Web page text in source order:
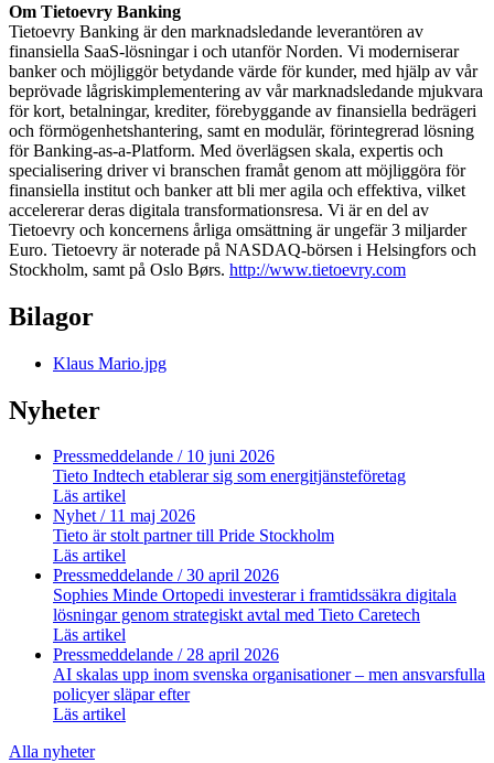
Om Tietoevry Banking
Tietoevry Banking är den marknadsledande leverantören av
finansiella SaaS-lösningar i och utanför Norden. Vi moderniserar
banker och möjliggör betydande värde för kunder, med hjälp av vår
beprövade lågriskimplementering av vår marknadsledande mjukvara
för kort, betalningar, krediter, förebyggande av finansiella bedrägeri
och förmögenhetshantering, samt en modulär, förintegrerad lösning
för Banking-as-a-Platform. Med överlägsen skala, expertis och
specialisering driver vi branschen framåt genom att möjliggöra för
finansiella institut och banker att bli mer agila och effektiva, vilket
accelererar deras digitala transformationsresa. Vi är en del av
Tietoevry och koncernens årliga omsättning är ungefär 3 miljarder
Euro. Tietoevry är noterade på NASDAQ-börsen i Helsingfors och
Stockholm, samt på Oslo Børs. http://www.tietoevry.com
Bilagor
Klaus Mario.jpg
Nyheter
Pressmeddelande / 10 juni 2026
Tieto Indtech etablerar sig som energitjänsteföretag
Läs artikel
Nyhet/ 11 maj 2026
Tieto är stolt partner till Pride Stockholm
Läs artikel
Pressmeddelande / 30 april 2026
Sophies Minde Ortopedi investerar i framtidssäkra digitala
lösningar genom strategiskt avtal med Tieto Caretech
Läs artikel
Pressmeddelande / 28 april 2026
AI skalas upp inom svenska organisationer – men ansvarsfulla
policyer släpar efter
Läs artikel
Alla nyheter